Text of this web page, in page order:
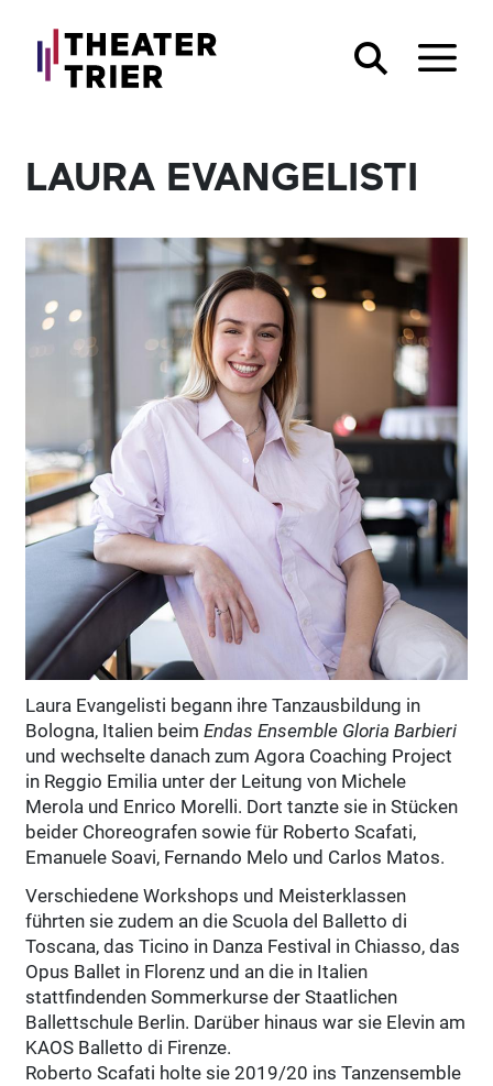
LAURA EVANGELISTI
Laura Evangelisti begann ihre Tanzausbildung in
Bologna, Italien beimEndas Ensemble Gloria Barbieri
und wechselte danach zum Agora Coaching Project
in Reggio Emilia unter der Leitung von Michele
Merola und Enrico Morelli. Dort tanzte sie in Stücken
beider Choreografen sowie für Roberto Scafati,
Emanuele Soavi, Fernando Melo und Carlos Matos.
Verschiedene Workshops und Meisterklassen
führten sie zudem an die Scuola del Balletto di
Toscana, das Ticino in Danza Festival in Chiasso, das
Opus Ballet in Florenz und an die in Italien
stattfindenden Sommerkurse der Staatlichen
Ballettschule Berlin. Darüber hinaus war sie Elevin am
KAOS Balletto di Firenze.
Roberto Scafati holte sie 2019/20 ins Tanzensemble